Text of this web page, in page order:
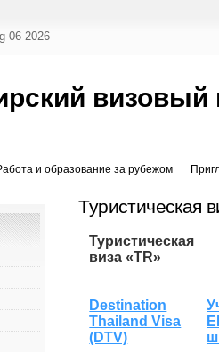
06 2026
визовый
и образование за рубежом
Туристическая
Туристическая
виза «TR»
Destination
Thailand Visa
(DTV)